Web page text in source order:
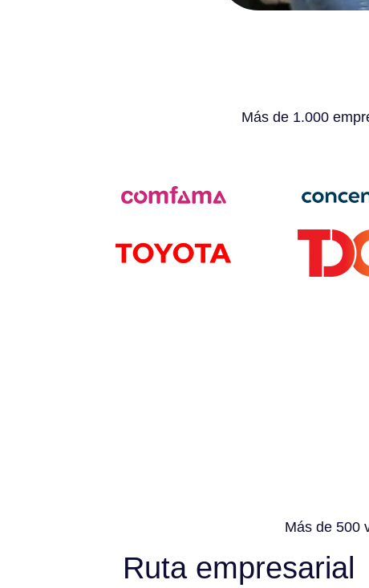
Más de 1.000
Más de 500
Ruta empresarial